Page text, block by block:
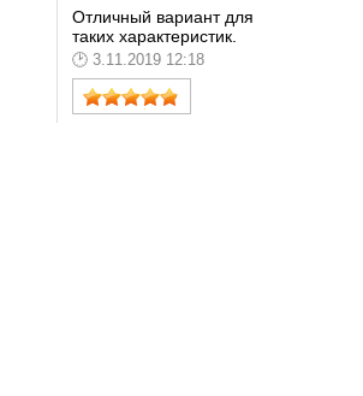
Отличный вариант для
таких характеристик.
3.11.2019 12:18